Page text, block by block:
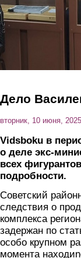
Дело
вторник, 10 июня,
Vidsboku в
о деле экс-
всех
подробности.
Советский
следствия о
комплекса
задержан по
особо крупном
момента